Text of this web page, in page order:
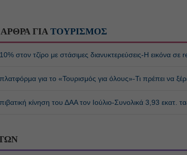
ΓΙΑ ΤΟΥΡΙΣΜΟΣ
στον τζίρο με στάσιμες διανυκτερεύσεις-Η εικόνα σε
για το «Τουρισμός για όλους»-Τι πρέπει να
κίνηση του ΔΑΑ τον Ιούλιο-Συνολικά 3,93 εκατ.